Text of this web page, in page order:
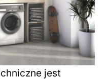
jest